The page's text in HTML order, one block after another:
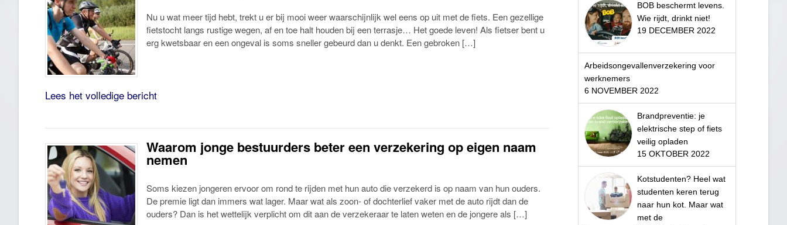
Nu u wat meer tijd hebt, trekt u er bij mooi weer waarschijnlijk wel eens op uit met de fiets. Een gezellige
fietstocht langs rustige wegen, af en toe halt houden bij een terrasje… Het goede leven! Als fietser bent u
erg kwetsbaar en een ongeval is soms sneller gebeurd dan u denkt. Een gebroken […]
Lees het volledige bericht
Waarom jonge bestuurders beter een verzekering op eigen naam
nemen
Soms kiezen jongeren ervoor om rond te rijden met hun auto die verzekerd is op naam van hun ouders.
De premie ligt dan immers wat lager. Maar wat als zoon- of dochterlief vaker met de auto rijdt dan de
ouders? Dan is het wettelijk verplicht om dit aan de verzekeraar te laten weten en de jongere als […]
BOB beschermt levens.
Wie rijdt, drinkt niet!
19 DECEMBER 2022
Arbeidsongevallenverzekering voor
werknemers
6 NOVEMBER 2022
Brandpreventie: je
elektrische step of fiets
veilig opladen
15 OKTOBER 2022
Kotstudenten? Heel wat
studenten keren terug
naar hun kot. Maar wat
met de